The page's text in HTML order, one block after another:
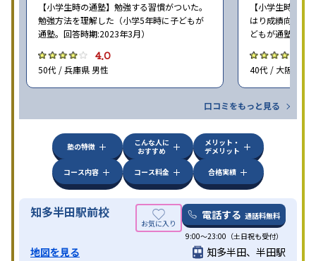
【小学生時の通塾】勉強する習慣がついた。
勉強方法を理解した（小学5年時に子どもが
通塾。回答時期:2023年3月）
4.0
50代 / 兵庫県 男性
【小学生時の通
はり成績向上に
どもが通塾。回
40代 / 大阪府 女
口コミをもっと見る
塾の特徴
こんな人に
おすすめ
メリット・
デメリット
コース内容
コース料金 合格実績
知多半田駅前校 電話する 通話料無料
9:00～23:00（土日祝も受付）
地図を見る 知多半田、半田駅